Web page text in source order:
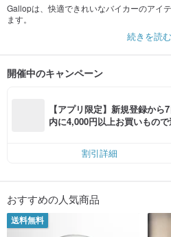
Gallopは、快適できれいなバイカーのアイ
ます。
商品のデザインにアメリカンのカルチャも
Gallopが純粋で限らずに発展して期待してい
続きを読む
開催中のキャンペーン
【アプリ限定】新規登録から
内に4,000円以上お買いもので
割引詳細
おすすめの人気商品
送料無料